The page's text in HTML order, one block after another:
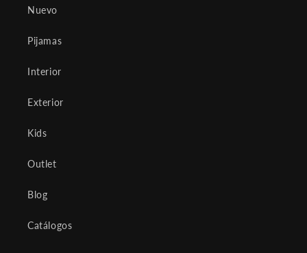
Nuevo
Pijamas
Interior
Exterior
Kids
Outlet
Blog
Catálogos